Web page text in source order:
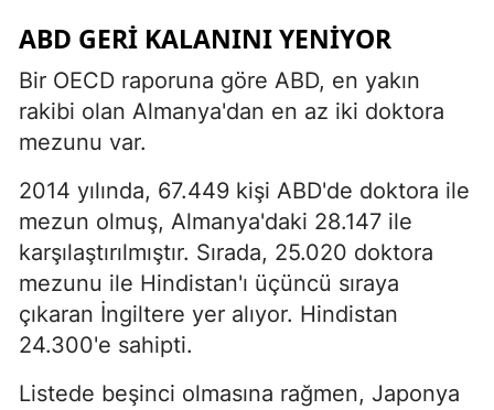
ABD GERI KALANINI YENIYOR
Bir OECD raporuna göre ABD, en yakın
rakibi olan Almanya'dan en az iki doktora
mezunu var.
2014 yılında, 67.449 kişi ABD'de doktora ile
mezun olmuş, Almanya'daki 28.147 ile
karşılaştırılmıştır. Sırada, 25.020 doktora
mezunu ile Hindistan'ı üçüncü sıraya
çıkaran İngiltere yer alıyor. Hindistan
24.300'e sahipti.
Listede beşinci olmasına rağmen, Japonya